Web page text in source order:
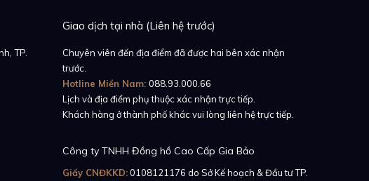
TP.
Giao dịch tại nhà (Liên hệ trước)
Chuyên viên đến địa điểm đã được hai bên xác nhận
trước.
Hotline Miền Nam: 088.93.000.66
Lịch và địa điểm phụ thuộc xác nhận trực tiếp.
Khách hàng ở thành phố khác vui lòng liên hệ trực tiếp.
Công ty TNHH Đồng hồ Cao Cấp Gia Bảo
Giấy CNĐKKD:0108121176 do Sở Kế hoạch & Đầu tư TP.